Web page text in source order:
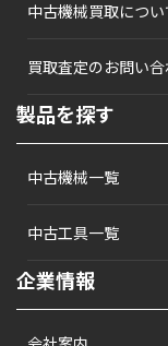
中古機械買取につい
買取査定のお問い
製品を探す
中古機械一覧
中古工具一覧
企業情報